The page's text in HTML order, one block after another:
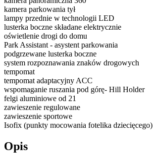
kamera parkowania tył
lampy przednie w technologii LED
lusterka boczne składane elektrycznie
oświetlenie drogi do domu
Park Assistant - asystent parkowania
podgrzewane lusterka boczne
system rozpoznawania znaków drogowych
tempomat
tempomat adaptacyjny ACC
wspomaganie ruszania pod górę- Hill Holder
felgi aluminiowe od 21
zawieszenie regulowane
zawieszenie sportowe
Isofix (punkty mocowania fotelika dziecięcego)
Opis